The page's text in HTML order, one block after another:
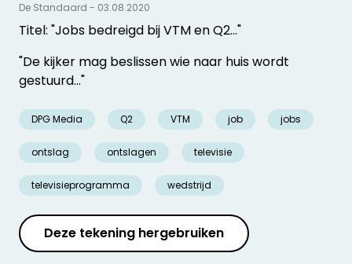
Titel: "Jobs bedreigd bij VTM en Q2..."
"De kijker mag beslissen wie naar huis wordt
gestuurd..."
DPG Media Q2 VTM job jobs
ontslag ontslagen televisie
televisieprogramma wedstrijd
De Standaard - 03.08.2020
Deze tekening hergebruiken